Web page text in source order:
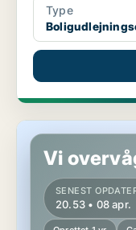
Type
Butik i Tranbjerg J
Vi
SENEST
20.53 • 08 apr.